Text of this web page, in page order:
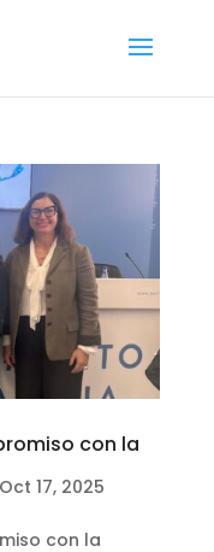
con la
Oct 17, 2025
con la